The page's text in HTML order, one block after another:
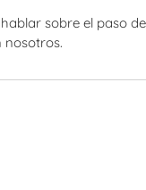
sobre el paso
nosotros.